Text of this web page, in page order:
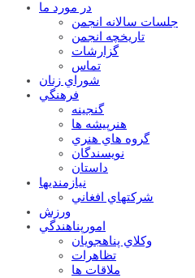
در مورد ما
جلسات سالانه انجمن
تاریخچه انجمن
گزارشات
تماس
شوراي زنان
فرهنگي
گنجينه
هنرپيشه ها
گروه هاي هنري
نويسندگان
داستان
نيازمنديها
شرکتهاي افغاني
ورزش
امورپناهندگي
وکلاي پناهجويان
تظاهرات
ملاقات ها